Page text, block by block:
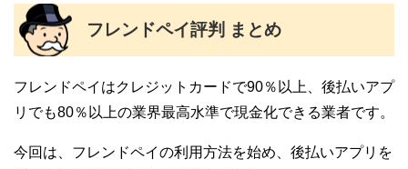
フレンドペイ評判 まとめ
フレンドペイはクレジットカードで90％以上、後払いアプ
リでも80％以上の業界最高水準で現金化できる業者です。
今回は、フレンドペイの利用方法を始め、後払いアプリを